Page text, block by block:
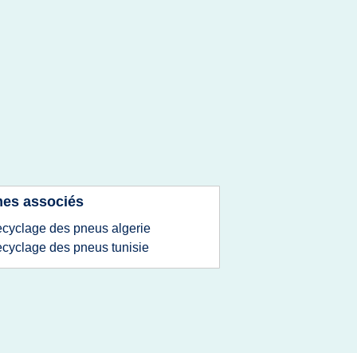
associés
des pneus algerie
des pneus tunisie